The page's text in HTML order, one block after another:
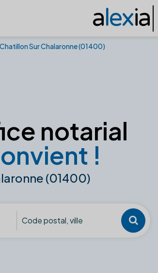
alexia
Chatillon Sur Chalaronne (01400)
notarial
!
(01400)